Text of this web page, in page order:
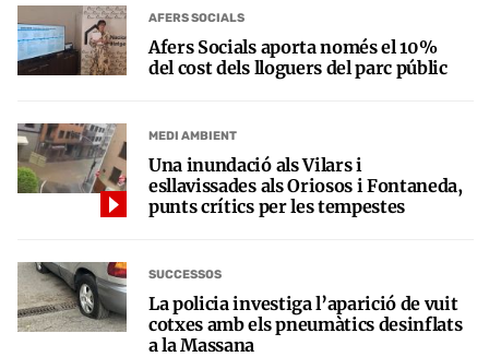
AFERS SOCIALS
Afers Socials aporta només el 10%
del cost dels lloguers del parc públic
MEDI AMBIENT
Una inundació als Vilars i
esllavissades als Oriosos i Fontaneda,
punts crítics per les tempestes
SUCCESSOS
La policia investiga l’aparició de vuit
cotxes amb els pneumàtics desinflats
a la Massana